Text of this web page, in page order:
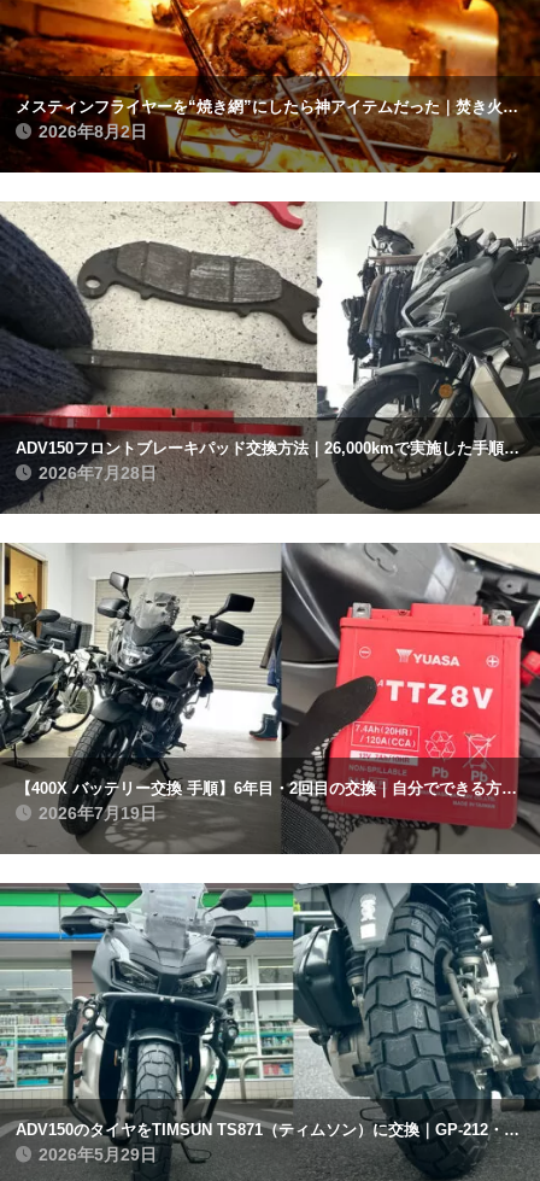
メスティンフライヤーを“焼き網”にしたら神アイテムだった｜焚き火で鶏肉を焼く
2026年8月2日
ADV150フロントブレーキパッド交換方法｜26,000kmで実施した手順と注意点まとめ
2026年7月28日
【400X バッテリー交換 手順】6年目・2回目の交換｜自分でできる方法と注意点まとめ
2026年7月19日
ADV150のタイヤをTIMSUN TS871（ティムソン）に交換｜GP-212・アナキーストリートとの比較記録
2026年5月29日